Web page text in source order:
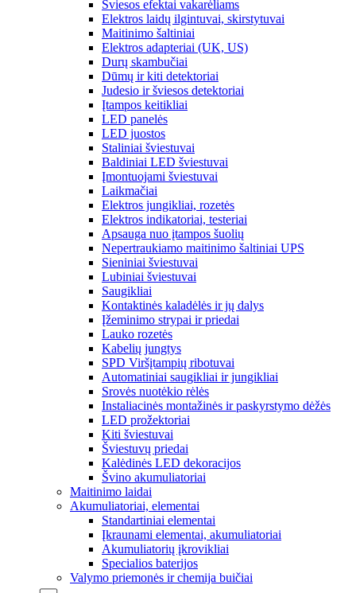
Šviesos efektai vakarėliams
Elektros laidų ilgintuvai, skirstytuvai
Maitinimo šaltiniai
Elektros adapteriai (UK, US)
Durų skambučiai
Dūmų ir kiti detektoriai
Judesio ir šviesos detektoriai
Įtampos keitikliai
LED panelės
LED juostos
Staliniai šviestuvai
Baldiniai LED šviestuvai
Įmontuojami šviestuvai
Laikmačiai
Elektros jungikliai, rozetės
Elektros indikatoriai, testeriai
Apsauga nuo įtampos šuolių
Nepertraukiamo maitinimo šaltiniai UPS
Sieniniai šviestuvai
Lubiniai šviestuvai
Saugikliai
Kontaktinės kaladėlės ir jų dalys
Įžeminimo strypai ir priedai
Lauko rozetės
Kabelių jungtys
SPD Viršįtampių ribotuvai
Automatiniai saugikliai ir jungikliai
Srovės nuotėkio rėlės
Instaliacinės montažinės ir paskyrstymo dėžės
LED prožektoriai
Kiti šviestuvai
Šviestuvų priedai
Kalėdinės LED dekoracijos
Švino akumuliatoriai
Maitinimo laidai
Akumuliatoriai, elementai
Standartiniai elementai
Įkraunami elementai, akumuliatoriai
Akumuliatorių įkrovikliai
Specialios baterijos
Valymo priemonės ir chemija buičiai